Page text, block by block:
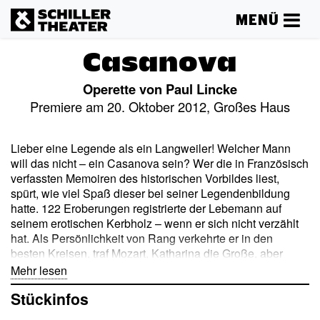
MENÜ
Casanova
Operette von Paul Lincke
Premiere am 20. Oktober 2012, Großes Haus
Lieber eine Legende als ein Langweiler! Welcher Mann
will das nicht – ein Casanova sein? Wer die in Französisch
verfassten Memoiren des historischen Vorbildes liest,
spürt, wie viel Spaß dieser bei seiner Legendenbildung
hatte. 122 Eroberungen registrierte der Lebemann auf
seinem erotischen Kerbholz – wenn er sich nicht verzählt
hat. Als Persönlichkeit von Rang verkehrte er in den
besten Kreisen, traf Mozart, Katharina die Große, aber
auch Voltaire und Papst Benedikt XIV. öffneten ihm ihre
Türen.
Mehr lesen
Stückinfos